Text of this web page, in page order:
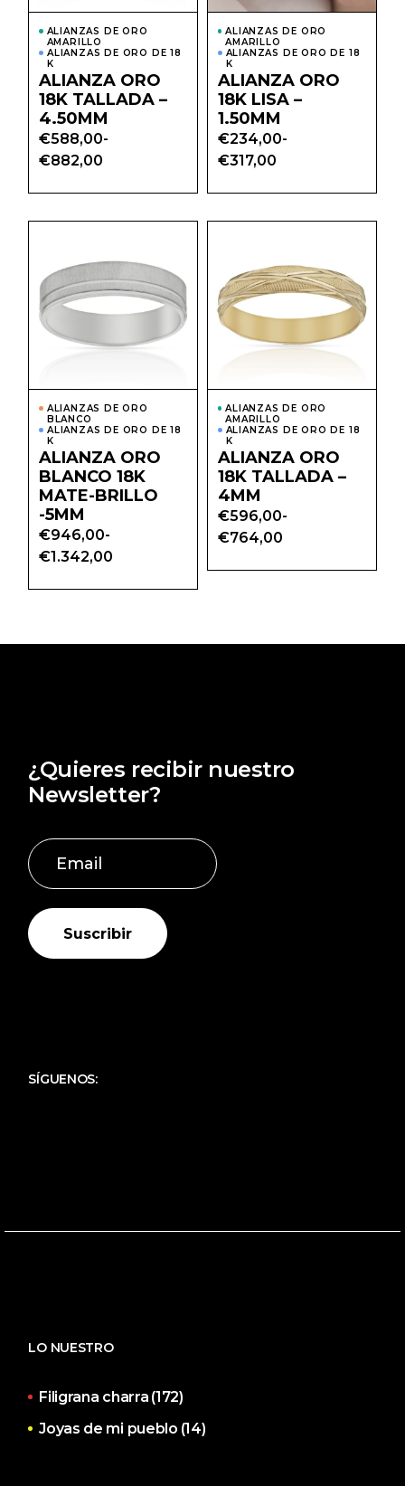
la
página
producto
ALIANZAS DE ORO
AMARILLO
ALIANZAS DE ORO DE 18
K
ALIANZA ORO
18K TALLADA –
4.50MM
€588,00-
€882,00
Rango
de
desde
hasta
la
ALIANZAS DE ORO
AMARILLO
ALIANZAS DE ORO DE 18
K
ALIANZA ORO
18K LISA –
1.50MM
€234,00-
€317,00
Rango
de
desde
hasta
múltiples
variantes.
Las
opciones
la
página
producto
ALIANZAS DE ORO
BLANCO
ALIANZAS DE ORO DE 18
K
ALIANZA ORO
BLANCO 18K
MATE-BRILLO
-5MM
€946,00-
€1.342,00
Rango
de
desde
Las
la
ALIANZAS DE ORO
AMARILLO
ALIANZAS DE ORO DE 18
K
ALIANZA ORO
18K TALLADA –
4MM
€596,00-
€764,00
Rango
de
desde
¿Quieres recibir nuestro
Newsletter?
Suscribir
SÍGUENOS:
LO NUESTRO
Filigrana charra (172)
Joyas de mi pueblo (14)